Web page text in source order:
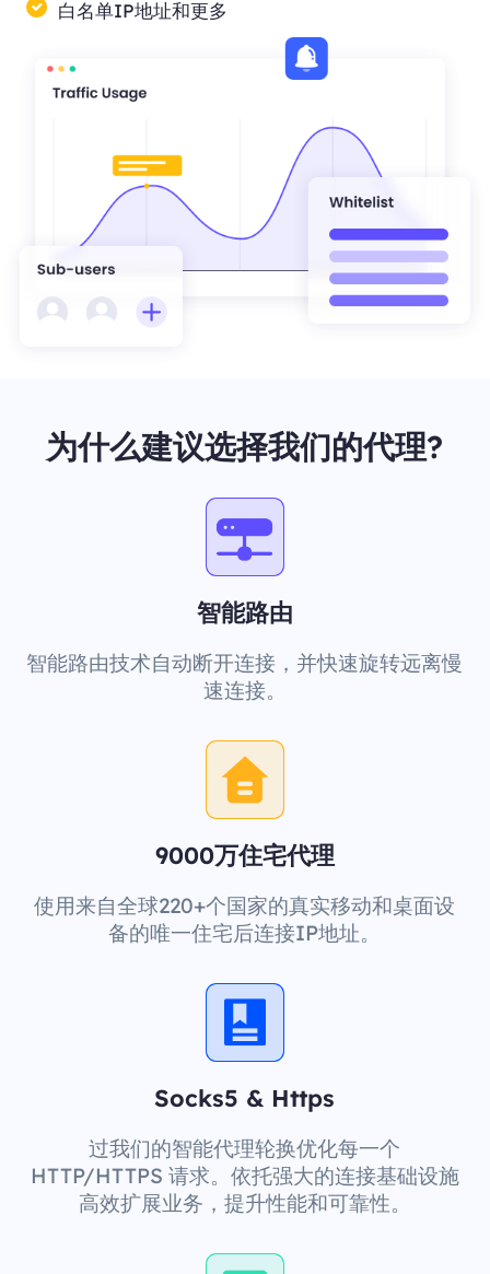
白名单IP地址和更多
为什么建议选择我们的代理?
智能路由
智能路由技术自动断开连接，并快速旋转远离慢
速连接。
9000万住宅代理
使用来自全球220+个国家的真实移动和桌面设
备的唯一住宅后连接IP地址。
Socks5 & Https
过我们的智能代理轮换优化每一个
HTTP/HTTPS 请求。依托强大的连接基础设施
高效扩展业务，提升性能和可靠性。